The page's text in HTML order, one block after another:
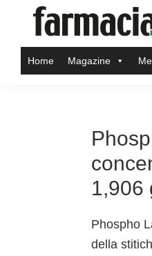
primary
main
primary
footerFarmacia.it
magazine
Home Magazine
1,906
Phospho
della